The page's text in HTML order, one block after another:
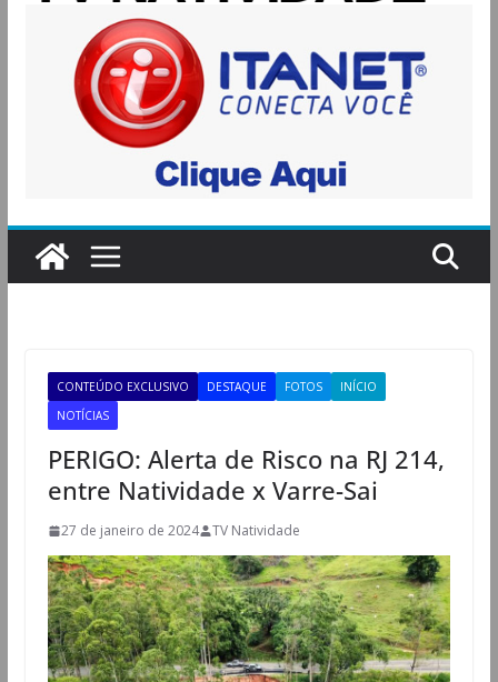
CONTEÚDO EXCLUSIVO DESTAQUE FOTOS
INÍCIO
NOTÍCIAS
PERIGO: Alerta de Risco na RJ 214,
entre Natividade x Varre-Sai
27 de janeiro de 2024 TV Natividade